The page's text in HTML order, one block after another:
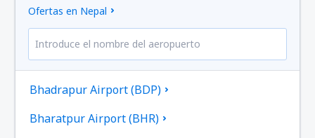
Ofertas en Nepal
Bhadrapur Airport (BDP)
Bharatpur Airport (BHR)